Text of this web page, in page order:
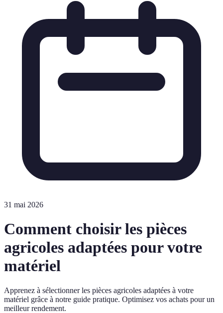
31 mai 2026
Comment choisir les pièces
agricoles adaptées pour votre
matériel
Apprenez à sélectionner les pièces agricoles adaptées à votre
matériel grâce à notre guide pratique. Optimisez vos achats pour un
meilleur rendement.